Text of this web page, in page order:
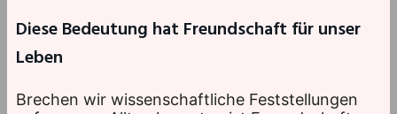
Diese Bedeutung hat Freundschaft für unser
Leben
Brechen wir wissenschaftliche Feststellungen